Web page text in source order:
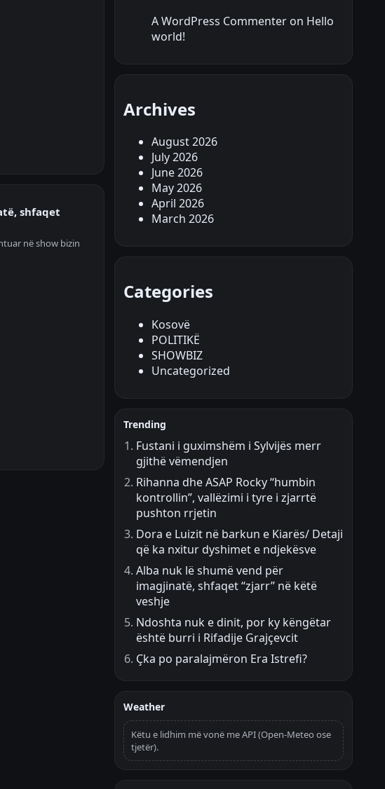
shfaqet
në show bizin
A WordPress Commenter on Hello
world!
Archives
August 2026
July 2026
June 2026
May 2026
April 2026
March 2026
Categories
Kosovë
POLITIKË
SHOWBIZ
Uncategorized
Trending
Fustani i guximshëm i Sylvijës merr
gjithë vëmendjen
Rihanna dhe ASAP Rocky “humbin
kontrollin”, vallëzimi i tyre i zjarrtë
pushton rrjetin
Dora e Luizit në barkun e Kiarës/ Detaji
që ka nxitur dyshimet e ndjekësve
Alba nuk lë shumë vend për
imagjinatë, shfaqet “zjarr” në këtë
veshje
Ndoshta nuk e dinit, por ky këngëtar
është burri i Rifadije Grajçevcit
Çka po paralajmëron Era Istrefi?
Weather
Këtu e lidhim më vonë me API (Open-Meteo ose
tjetër).